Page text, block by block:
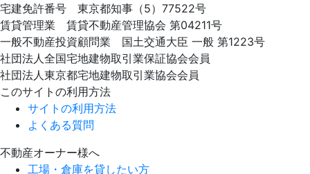
宅建免許番号 東京都知事（5）77522号
賃貸管理業 賃貸不動産管理協会 第04211号
一般不動産投資顧問業 国土交通大臣 一般 第1223号
社団法人全国宅地建物取引業保証協会会員
社団法人東京都宅地建物取引業協会会員
このサイトの利用方法
サイトの利用方法
よくある質問
不動産オーナー様へ
工場・倉庫を貸したい方